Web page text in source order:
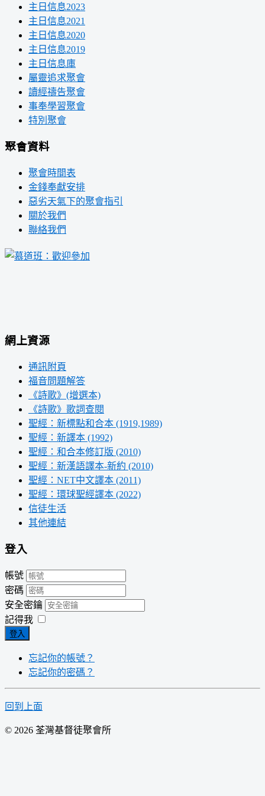
主日信息2023
主日信息2021
主日信息2020
主日信息2019
主日信息庫
屬靈追求聚會
讀經禱告聚會
事奉學習聚會
特別聚會
聚會資料
聚會時間表
金錢奉獻安排
惡劣天氣下的聚會指引
關於我們
聯絡我們
網上資源
通訊附頁
福音問題解答
《詩歌》(增選本)
《詩歌》歌詞查閱
聖經：新標點和合本 (1919,1989)
聖經：新譯本 (1992)
聖經：和合本修訂版 (2010)
聖經：新漢語譯本-新約 (2010)
聖經：NET中文譯本 (2011)
聖經：環球聖經譯本 (2022)
信徒生活
其他連結
登入
帳號
密碼
安全密鑰
記得我
登入
忘記你的帳號？
忘記你的密碼？
回到上面
© 2026 荃灣基督徒聚會所